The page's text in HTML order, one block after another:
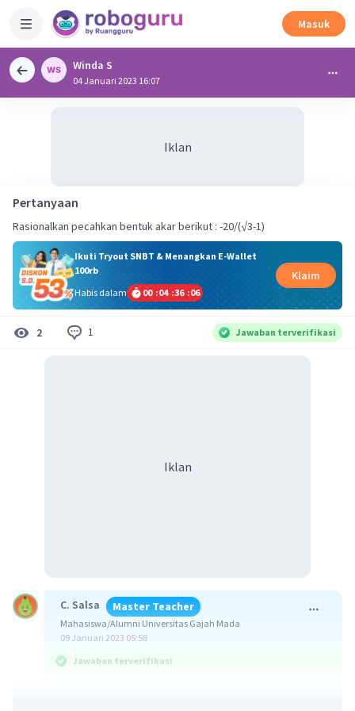
Masuk
Winda S
04 Januari 2023 16:07
Iklan
Pertanyaan
Rasionalkan pecahkan bentuk akar berikut : -20/(√3-1)
Ikuti Tryout SNBT & Menangkan E-Wallet
100rb
Habis dalam
00 :04 :36 :05
Klaim
2 1 Jawaban terverifikasi
Iklan
C. Salsa Master Teacher
Mahasiswa/Alumni Universitas Gajah Mada
09 Januari 2023 05:58
Jawaban terverifikasi